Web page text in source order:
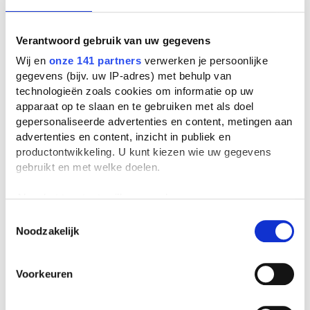
Verantwoord gebruik van uw gegevens
Wij en onze 141 partners verwerken je persoonlijke
gegevens (bijv. uw IP-adres) met behulp van
technologieën zoals cookies om informatie op uw
apparaat op te slaan en te gebruiken met als doel
gepersonaliseerde advertenties en content, metingen aan
advertenties en content, inzicht in publiek en
productontwikkeling. U kunt kiezen wie uw gegevens
gebruikt en met welke doelen.
Als u het toestaat, willen we ook graag:
locatie, die tot een paar meter nauwkeurig kan zijn
scannen op specifieke eigenschappen (fingerprinting)
Lees meer over hoe uw persoonlijke gegevens worden
Noodzakelijk
Voorkeuren